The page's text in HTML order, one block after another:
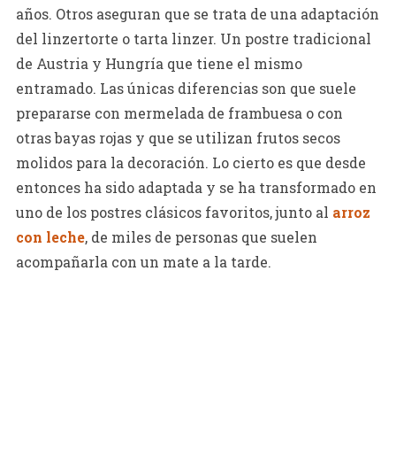
años. Otros aseguran que se trata de una adaptación
del linzertorte o tarta linzer. Un postre tradicional
de Austria y Hungría que tiene el mismo
entramado. Las únicas diferencias son que suele
prepararse con mermelada de frambuesa o con
otras bayas rojas y que se utilizan frutos secos
molidos para la decoración. Lo cierto es que desde
entonces ha sido adaptada y se ha transformado en
uno de los postres clásicos favoritos, junto al arroz
con leche, de miles de personas que suelen
acompañarla con un mate a la tarde.